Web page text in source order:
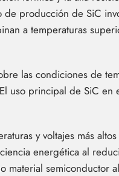
producción de SiC
a temperaturas
las condiciones de
uso principal de SiC
y voltajes más
energética al
semiconductor